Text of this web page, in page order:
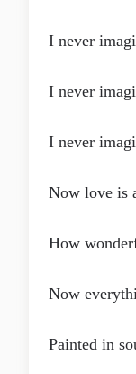
I never
I never
I never
Now love is
How
Now
Painted in